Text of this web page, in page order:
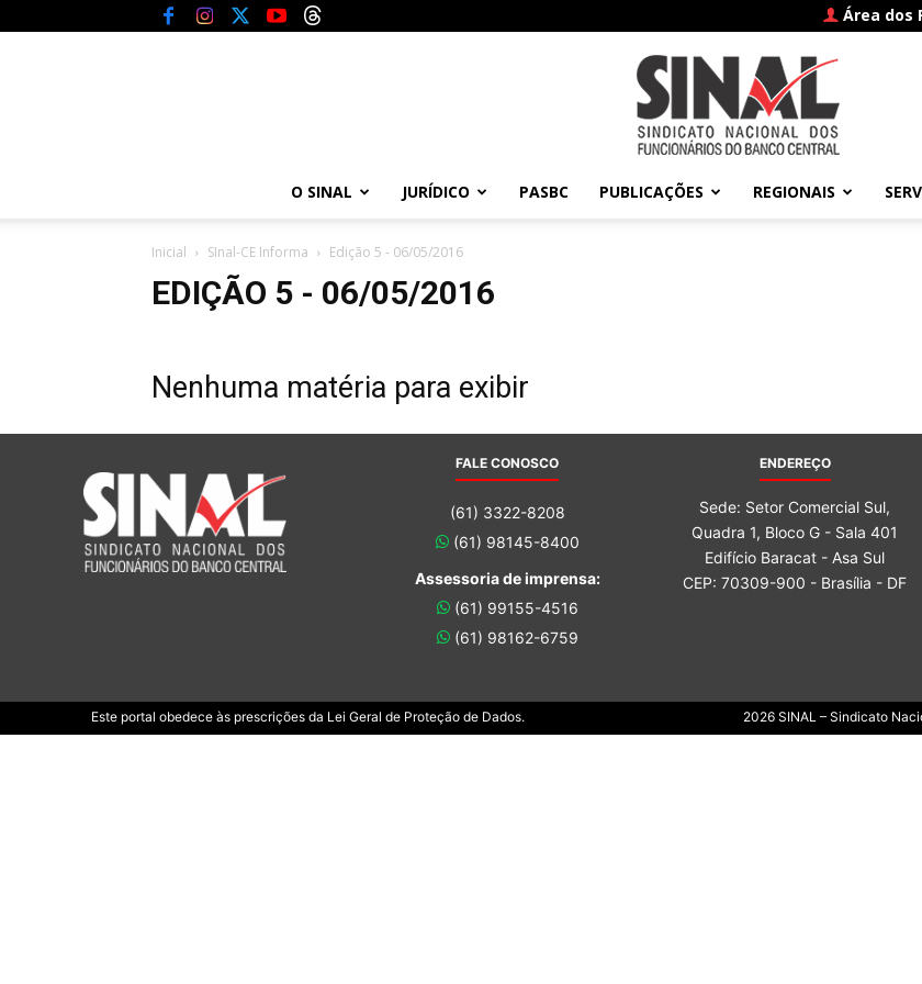
Área dos
Sindicato
O SINAL JURÍDICO PASBC PUBLICAÇÕES REGIONAIS
Inicial SInal-CE Informa Edição 5 - 06/05/2016
EDIÇÃO 5 - 06/05/2016
Nenhuma matéria para exibir
FALE CONOSCO
(61) 3322-8208
(61) 98145-8400
Assessoria de imprensa:
(61) 99155-4516
(61) 98162-6759
ENDEREÇO
Sede: Setor Comercial Sul,
Quadra 1, Bloco G - Sala 401
Edifício Baracat - Asa Sul
CEP: 70309-900 - Brasília - DF
Este portal obedece às prescrições da Lei Geral de Proteção de Dados. 2026 SINAL – Sindicato